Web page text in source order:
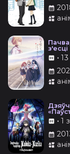
з'есці
•
• 1